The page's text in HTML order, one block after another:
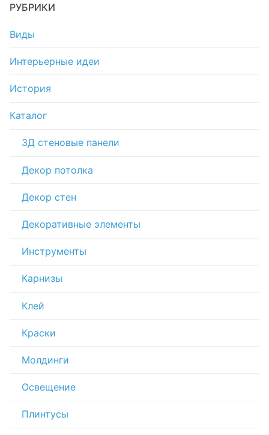
РУБРИКИ
Виды
Интерьерные идеи
История
Каталог
3Д стеновые панели
Декор потолка
Декор стен
Декоративные элементы
Инструменты
Карнизы
Клей
Краски
Молдинги
Освещение
Плинтусы